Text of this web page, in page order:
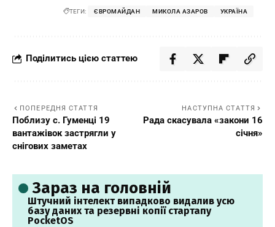
ТЕГИ: ЄВРОМАЙДАН МИКОЛА АЗАРОВ УКРАЇНА
Поділитись цією статтею
ПОПЕРЕДНЯ СТАТТЯ
Поблизу с. Гуменці 19
вантажівок застрягли у
снігових заметах
НАСТУПНА СТАТТЯ
Рада скасувала «закони 16
січня»
Зараз на головній
Штучний інтелект випадково видалив усю
базу даних та резервні копії стартапу
PocketOS